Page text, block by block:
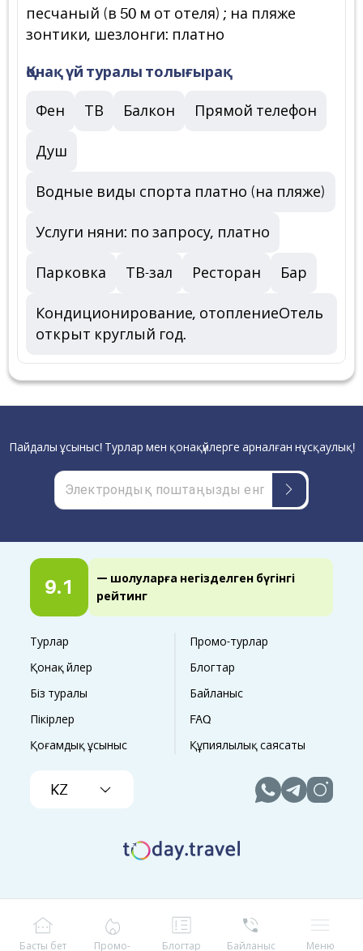
песчаный (в 50 м от отеля) ; на пляже
зонтики, шезлонги: платно
Қонақ үй туралы толығырақ
Фен ТВ Балкон Прямой телефон
Душ
Водные виды спорта платно (на пляже)
Услуги няни: по запросу, платно
Парковка ТВ-зал Ресторан Бар
Кондиционирование, отоплениеОтель
открыт круглый год.
9.1
— шолуларға негізделген бүгінгі
рейтинг
Турлар
Промо-турлар
Қонақ үйлер
Блогтар
Біз туралы
Байланыс
Пікірлер
FAQ
Қоғамдық ұсыныс
Құпиялылық саясаты
KZ
Пайдалы ұсыныс! Турлар мен қонақүйлерге арналған нұсқаулық!
Басты бет Промо- Блогтар Байланыс Меню